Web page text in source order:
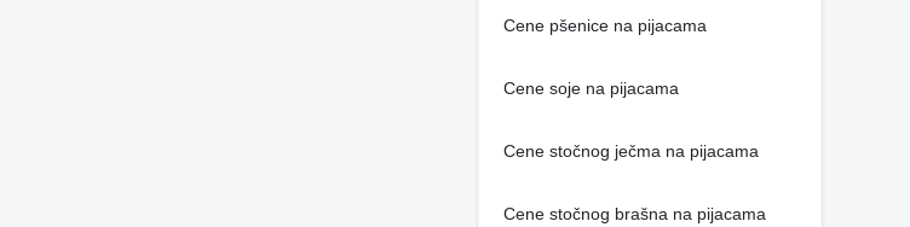
Cene pšenice na pijacama
Cene soje na pijacama
Cene stočnog ječma na pijacama
Cene stočnog brašna na pijacama